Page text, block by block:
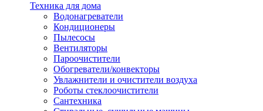
Техника для дома
Водонагреватели
Кондиционеры
Пылесосы
Вентиляторы
Пароочистители
Обогреватели/конвекторы
Увлажнители и очистители воздуха
Роботы стеклоочистители
Сантехника